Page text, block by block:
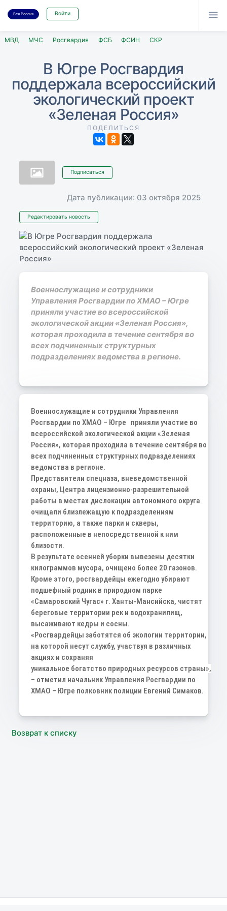
Вся Россия Войти 
МВД МЧС Росгвардия ФСБ ФСИН СКР
В Югре Росгвардия
поддержала всероссийский
экологический проект
«Зеленая Россия»
ПОДЕЛИТЬСЯ
Подписаться
Дата публикации: 03 октября 2025
Редактировать новость
Военнослужащие и сотрудники
Управления Росгвардии по ХМАО – Югре
приняли участие во всероссийской
экологической акции «Зеленая Россия»,
которая проходила в течение сентября во
всех подчиненных структурных
подразделениях ведомства в регионе.
Военнослужащие и сотрудники Управления
Росгвардии по ХМАО – Югре приняли участие во
всероссийской экологической акции «Зеленая
Россия», которая проходила в течение сентября во
всех подчиненных структурных подразделениях
ведомства в регионе.
Представители спецназа, вневедомственной
охраны, Центра лицензионно-разрешительной
работы в местах дислокации автономного округа
очищали близлежащую к подразделениям
территорию, а также парки и скверы,
расположенные в непосредственной к ним
близости.
В результате осенней уборки вывезены десятки
килограммов мусора, очищено более 20 газонов.
Кроме этого, росгвардейцы ежегодно убирают
подшефный родник в природном парке
«Самаровский Чугас» г. Ханты-Мансийска, чистят
береговые территории рек и водохранилищ,
высаживают кедры и сосны.
«Росгвардейцы заботятся об экологии территории,
на которой несут службу, участвуя в различных
акциях и сохраняя
уникальное богатство природных ресурсов страны»,
– отметил начальник Управления Росгвардии по
ХМАО – Югре полковник полиции Евгений Симаков.
Возврат к списку